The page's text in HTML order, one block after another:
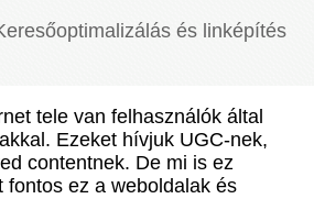
és linképítés
tele van felhasználók által
Ezeket hívjuk UGC-nek,
contentnek. De mi is ez
fontos ez a weboldalak és